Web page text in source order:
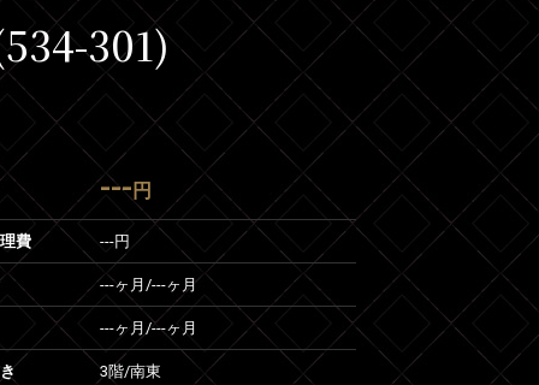
301)
--- 円
費 ---円
---ヶ月 /---ヶ月
---ヶ月 /---ヶ月
3階/南東